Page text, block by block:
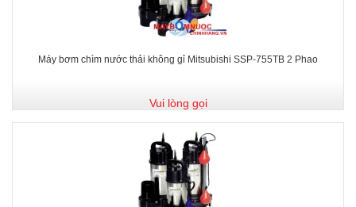
Máy bơm chìm nước thải không gỉ Mitsubishi SSP-755TB 2 Phao
Vui lòng gọi